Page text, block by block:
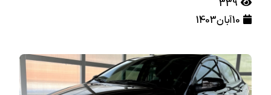
339
10آبان1403